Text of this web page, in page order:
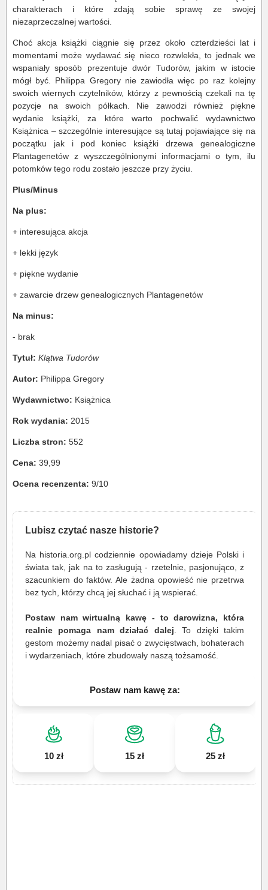
charakterach i które zdają sobie sprawę ze swojej
niezaprzeczalnej wartości.
Choć akcja książki ciągnie się przez około czterdzieści lat i
momentami może wydawać się nieco rozwlekła, to jednak we
wspaniały sposób prezentuje dwór Tudorów, jakim w istocie
mógł być. Philippa Gregory nie zawiodła więc po raz kolejny
swoich wiernych czytelników, którzy z pewnością czekali na tę
pozycje na swoich półkach. Nie zawodzi również piękne
wydanie książki, za które warto pochwalić wydawnictwo
Książnica – szczególnie interesujące są tutaj pojawiające się na
początku jak i pod koniec książki drzewa genealogiczne
Plantagenetów z wyszczególnionymi informacjami o tym, ilu
potomków tego rodu zostało jeszcze przy życiu.
Plus/Minus
Na plus:
+ interesująca akcja
+ lekki język
+ piękne wydanie
+ zawarcie drzew genealogicznych Plantagenetów
Na minus:
- brak
Tytuł: Klątwa Tudorów
Autor: Philippa Gregory
Wydawnictwo: Książnica
Rok wydania: 2015
Liczba stron: 552
Cena: 39,99
Ocena recenzenta: 9/10
Lubisz czytać nasze historie?
Na historia.org.pl codziennie opowiadamy dzieje Polski i
świata tak, jak na to zasługują - rzetelnie, pasjonująco, z
szacunkiem do faktów. Ale żadna opowieść nie przetrwa
bez tych, którzy chcą jej słuchać i ją wspierać.
Postaw nam wirtualną kawę - to darowizna, która
realnie pomaga nam działać dalej . To dzięki takim
gestom możemy nadal pisać o zwycięstwach, bohaterach
i wydarzeniach, które zbudowały naszą tożsamość.
Postaw nam kawę za:
10 zł 15 zł 25 zł